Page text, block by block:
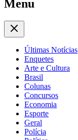
Menu
Últimas Notícias
Enquetes
Arte e Cultura
Brasil
Colunas
Concursos
Economia
Esporte
Geral
Polícia